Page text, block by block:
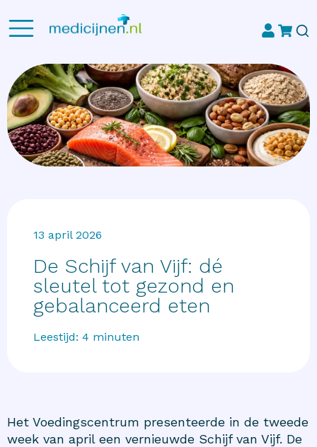
13 april 2026
De Schijf van Vijf: dé
sleutel tot gezond en
gebalanceerd eten
Leestijd:4 minuten
Het Voedingscentrum presenteerde in de tweede
week van april een vernieuwde Schijf van Vijf. De